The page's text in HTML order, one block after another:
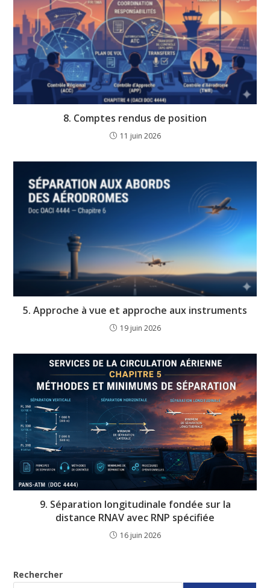
8. Comptes rendus de position
11 juin 2026
5. Approche à vue et approche aux instruments
19 juin 2026
9. Séparation longitudinale fondée sur la
distance RNAV avec RNP spécifiée
16 juin 2026
Rechercher